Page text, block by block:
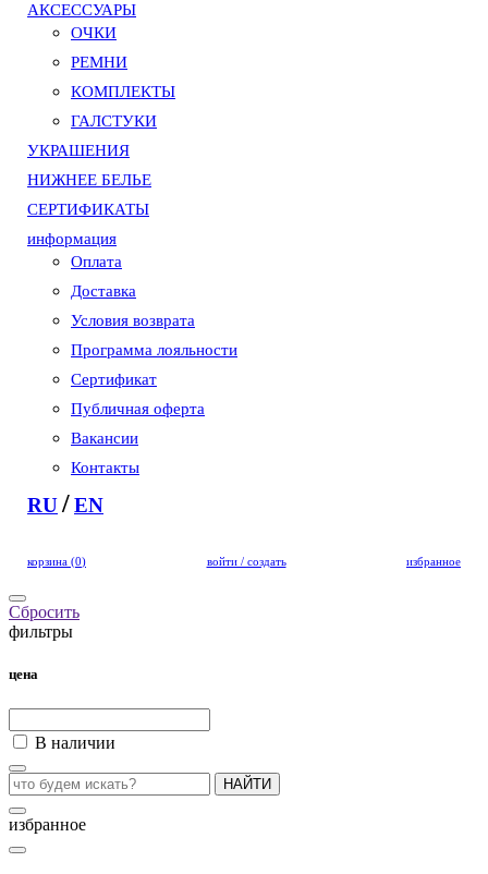
АКСЕССУАРЫ
ОЧКИ
РЕМНИ
КОМПЛЕКТЫ
ГАЛСТУКИ
УКРАШЕНИЯ
НИЖНЕЕ БЕЛЬЕ
СЕРТИФИКАТЫ
информация
Оплата
Доставка
Условия возврата
Программа лояльности
Сертификат
Публичная оферта
Вакансии
Контакты
RU/EN
корзина (0) войти / создать избранное
Сбросить
фильтры
цена
В наличии
НАЙТИ
избранное